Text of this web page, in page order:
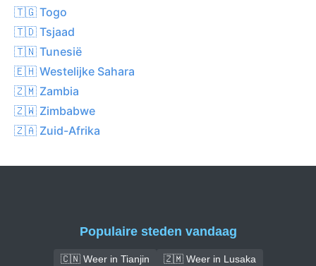
🇹🇬 Togo
🇹🇩 Tsjaad
🇹🇳 Tunesië
🇪🇭 Westelijke Sahara
🇿🇲 Zambia
🇿🇼 Zimbabwe
🇿🇦 Zuid-Afrika
Populaire steden vandaag
🇨🇳 Weer in Tianjin
🇿🇲 Weer in Lusaka